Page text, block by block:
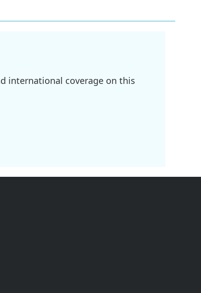
international coverage on this